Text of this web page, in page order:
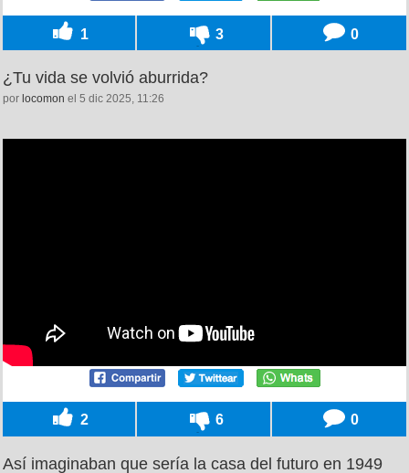
1 3 0
¿Tu vida se volvió aburrida?
por locomon el 5 dic 2025, 11:26
2 6 0
Así imaginaban que sería la casa del futuro en 1949